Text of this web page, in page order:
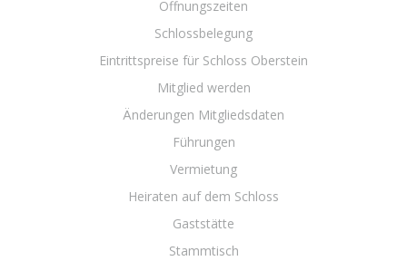
Öffnungszeiten
Schlossbelegung
Eintrittspreise für Schloss Oberstein
Mitglied werden
Änderungen Mitgliedsdaten
Führungen
Vermietung
Heiraten auf dem Schloss
Gaststätte
Stammtisch